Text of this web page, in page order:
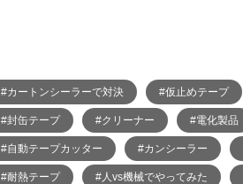
#カートンシーラーで対決 #仮止めテープ
#封缶テープ #クリーナー #電化製品
#自動テープカッター #カンシーラー
#耐熱テープ #人vs機械でやってみた